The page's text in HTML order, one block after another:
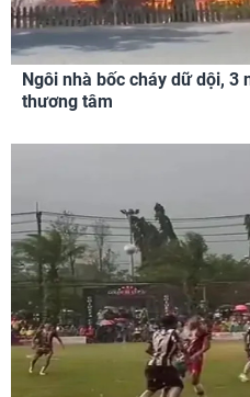
Ngôi nhà bốc cháy dữ dội,
thương tâm